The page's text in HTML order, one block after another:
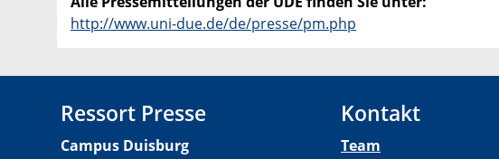
http://www.uni-due.de/de/presse/pm.php
Ressort Presse
Campus Duisburg
Kontakt
Team